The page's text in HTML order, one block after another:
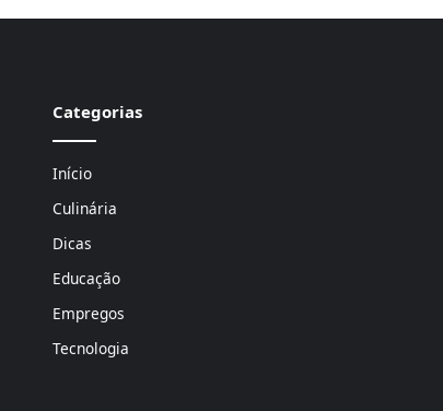
Categorias
Início
Culinária
Dicas
Educação
Empregos
Tecnologia